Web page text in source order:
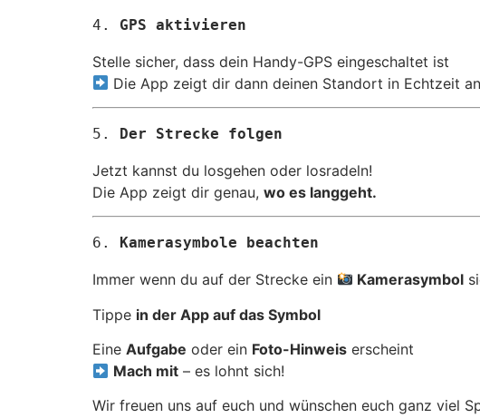
4. GPS aktivieren
Stelle sicher, dass dein Handy-GPS eingeschaltet ist
Die App zeigt dir dann deinen Standort in Echtzeit
5. Der Strecke folgen
Jetzt kannst du losgehen oder losradeln!
Die App zeigt dir genau, wo es langgeht.
6. Kamerasymbole beachten
Immer wenn du auf der Strecke ein Kamerasymbol
Tippe in der App auf das Symbol
Eine Aufgabe oder ein Foto-Hinweis erscheint
Mach mit – es lohnt sich!
Wir freuen uns auf euch und wünschen euch ganz viel